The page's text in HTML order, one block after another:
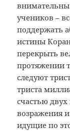
учеников –
поддержать
истины
перекрыть
протяжении
следуют
триста
счастью
возражения
идущие по